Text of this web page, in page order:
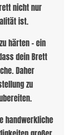
nicht nur
ist.
härten – ein
dein Brett
Daher
zu
handwerkliche